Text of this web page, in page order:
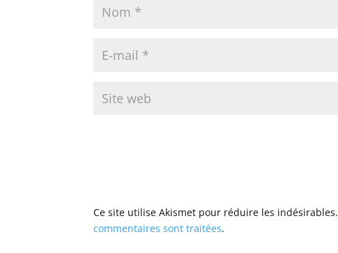
Ce site utilise Akismet pour réduire les indésirables.
commentaires sont traitées.